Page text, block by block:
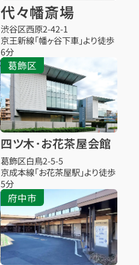
代々幡斎場
渋谷区西原2-42-1
京王新線「幡ヶ谷下車」より徒歩
6分
葛飾区
四ツ木･お花茶屋会館
葛飾区白鳥2-5-5
京成本線「お花茶屋駅」より徒歩
5分
府中市